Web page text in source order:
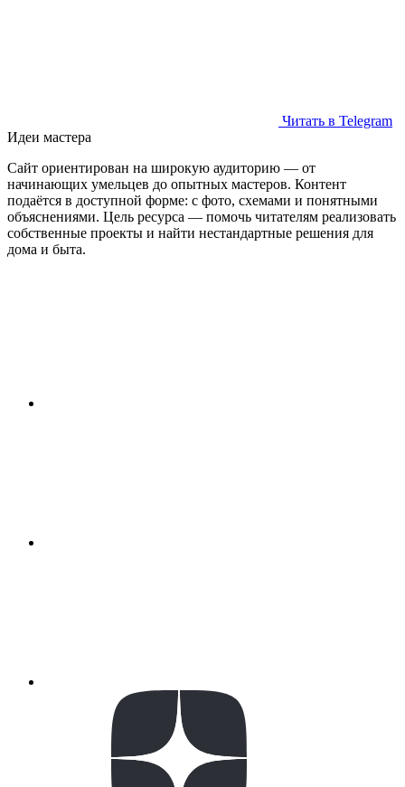
Читать в Telegram
Идеи мастера
Сайт ориентирован на широкую аудиторию — от
начинающих умельцев до опытных мастеров. Контент
подаётся в доступной форме: с фото, схемами и понятными
объяснениями. Цель ресурса — помочь читателям реализовать
собственные проекты и найти нестандартные решения для
дома и быта.